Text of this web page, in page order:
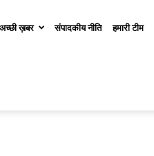
अच्छी ख़बर संपादकीय नीति हमारी टीम